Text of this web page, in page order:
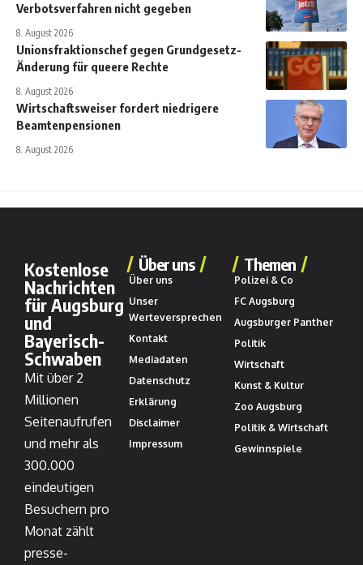
Verbotsverfahren nicht gegeben
8. August 2026
Unionsfraktionschef gegen Grundgesetz-
Änderung für queere Rechte
8. August 2026
Wirtschaftsweiser fordert niedrigere
Beamtenpensionen
8. August 2026
Kostenlose
Nachrichten
für Augsburg
und
Bayerisch-
Schwaben
Mit über 2
Millionen
Seitenaufrufen
und mehr als
300.000
eindeutigen
Besuchern pro
Monat zählt
presse-
Über uns
Über uns
Unser
Werteversprechen
Kontakt
Mediadaten
Datenschutz
Erklärung
Disclaimer
Impressum
Themen
Polizei & Co
FC Augsburg
Augsburger Panther
Politik
Wirtschaft
Kunst & Kultur
Zoo Augsburg
Politik & Wirtschaft
Gewinnspiele